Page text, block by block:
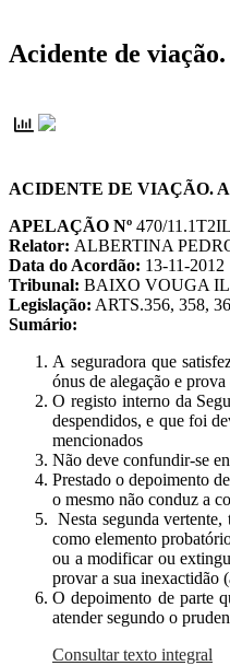
Acidente de
ACIDENTE DE VIAÇÃO.
APELAÇÃO Nº 470/
Relator: ALBERTINA
Data do Acordão: 13-11-2012
Tribunal: BAIXO VOUGA
Legislação: ARTS.356, 358,
Sumário:
A seguradora que
ónus de alegação e
O registo interno da
despendidos, e que foi
mencionados
Não deve confundir-se
Prestado o depoimento
o mesmo não conduz a
Nesta segunda
como elemento
ou a modificar ou
provar a sua inexactidão
O depoimento de parte
atender segundo o
Consultar texto integral